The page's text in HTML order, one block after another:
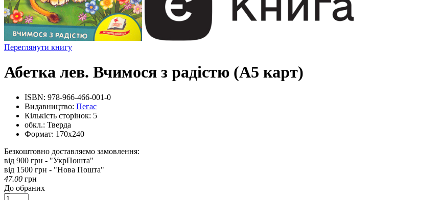
Переглянути книгу
Абетка лев. Вчимося з радістю (А5 карт)
ISBN: 978-966-466-001-0
Видавництво: Пегас
Кількість сторінок: 5
обкл.: Тверда
Формат: 170х240
Безкоштовно доставляємо замовлення:
від 900 грн - "УкрПошта"
від 1500 грн - "Нова Пошта"
47.00 грн
До обраних